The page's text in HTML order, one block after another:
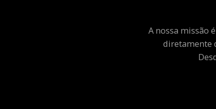
A nossa missão
diretamente